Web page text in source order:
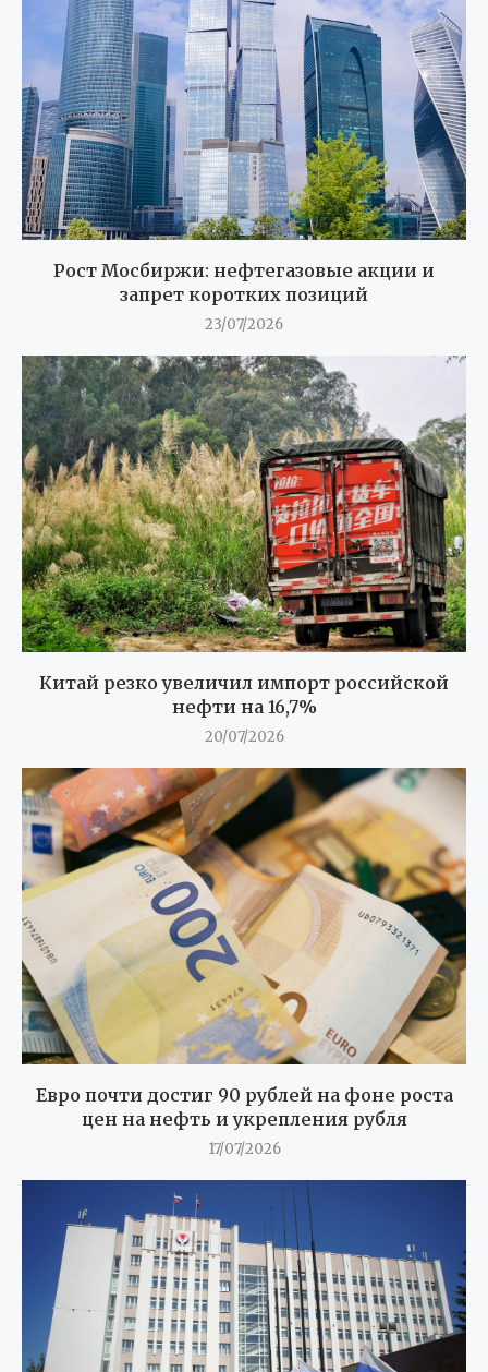
Рост Мосбиржи: нефтегазовые акции и
запрет коротких позиций
23/07/2026
Китай резко увеличил импорт российской
нефти на 16,7%
20/07/2026
Евро почти достиг 90 рублей на фоне роста
цен на нефть и укрепления рубля
17/07/2026